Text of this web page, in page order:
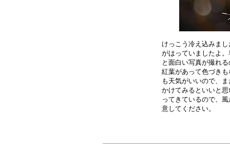
けっこう冷え込みま
がはっていましたよ
と面白い写真が撮れ
紅葉があって色づき
も天気がいいので、
かけてみるといいと
ってきているので、